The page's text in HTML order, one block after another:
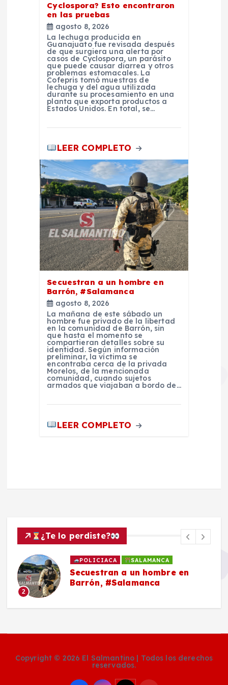
Cyclospora? Esto encontraron
en las pruebas
agosto 8, 2026
La lechuga producida en
Guanajuato fue revisada después
de que surgiera una alerta por
casos de Cyclospora, un parásito
que puede causar diarrea y otros
problemas estomacales. La
Cofepris tomó muestras de
lechuga y del agua utilizada
durante su procesamiento en una
planta que exporta productos a
Estados Unidos. En total, se…
LEER COMPLETO
Secuestran a un hombre en
Barrón, #Salamanca
agosto 8, 2026
La mañana de este sábado un
hombre fue privado de la libertad
en la comunidad de Barrón, sin
que hasta el momento se
compartieran detalles sobre su
identidad. Según información
preliminar, la víctima se
encontraba cerca de la privada
Morelos, de la mencionada
comunidad, cuando sujetos
armados que viajaban a bordo de…
LEER COMPLETO
¿Te lo perdiste?
2
POLICIACA SALAMANCA
Secuestran a un hombre en
Barrón, #Salamanca
Copyright © 2026 El Salmantino | Todos los derechos
reservados.